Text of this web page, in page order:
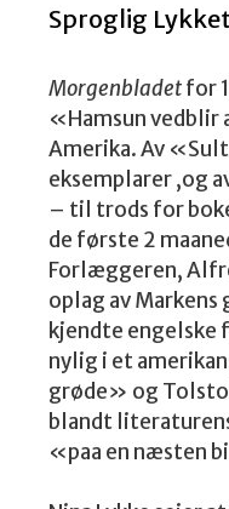
Sproglig
Morgenbladetfor
«Hamsun vedblir
Amerika. Av
eksemplarer ,og
– til trods for
de første 2
Forlæggeren,
oplag av
kjendte engelske
nylig i et
grøde» og
blandt
«paa en næsten